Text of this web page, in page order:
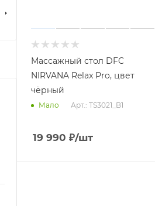
Массажный стол DFC
NIRVANA Relax Pro, цвет
чёрный
Мало Арт.: TS3021_B1
19 990 ₽/шт